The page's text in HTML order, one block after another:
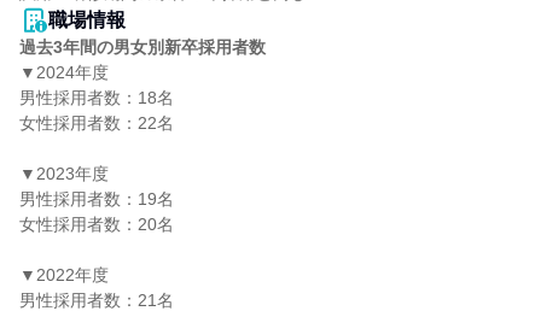
職場情報
過去3年間の男女別新卒採用者数
▼2024年度
男性採用者数：18名
女性採用者数：22名
▼2023年度
男性採用者数：19名
女性採用者数：20名
▼2022年度
男性採用者数：21名